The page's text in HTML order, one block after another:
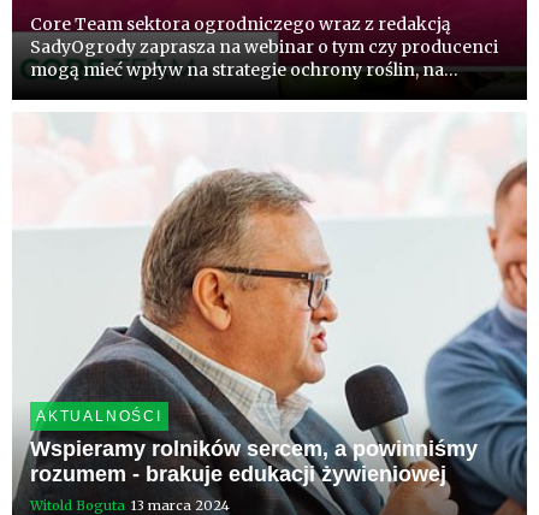
Core Team sektora ogrodniczego wraz z redakcją
SadyOgrody zaprasza na webinar o tym czy producenci
mogą mieć wpływ na strategie ochrony roślin, na
Rolnictwa, Rządu, parlamentu czy Brukseli? Z kim i jak
rozmawiać na ten tem...
AKTUALNOŚCI
Wspieramy rolników sercem, a powinniśmy
rozumem - brakuje edukacji żywieniowej
Witold Boguta 13 marca 2024